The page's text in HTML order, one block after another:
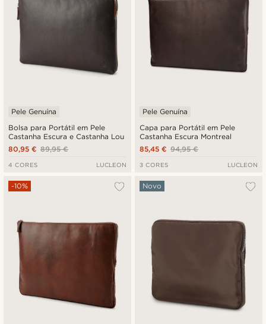
Preço mais alto
Bolsa para Portátil em Pele
Castanha Escura e Castanha Lou
Pele Genuína
89,95 €
80,95 €
4 CORES LUCLEON
Capa para Portátil em Pele
Castanha Escura Montreal
Pele Genuína
94,95 €
85,45 €
3 CORES LUCLEON
-10% Novo